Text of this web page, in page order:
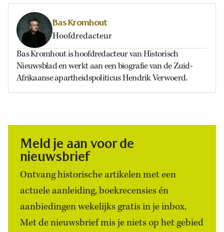
Bas Kromhout
Hoofdredacteur
Bas Kromhout is hoofdredacteur van Historisch
Nieuwsblad en werkt aan een biografie van de Zuid-
Afrikaanse apartheidspoliticus Hendrik Verwoerd.
Meld je aan voor de
nieuwsbrief
Ontvang historische artikelen met een
actuele aanleiding, boekrecensies én
aanbiedingen wekelijks gratis in je inbox.
Met de nieuwsbrief mis je niets op het gebied